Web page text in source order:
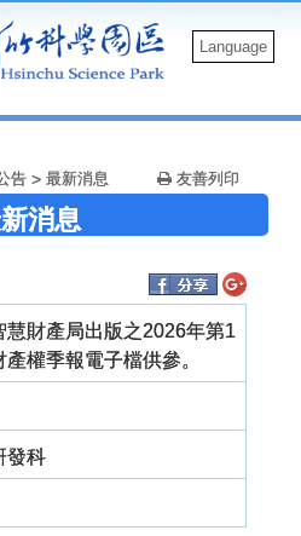
Language
告 >最新消息 友善列印
消息
慧財產局出版之2026年第1
權季報電子檔供參。
發科